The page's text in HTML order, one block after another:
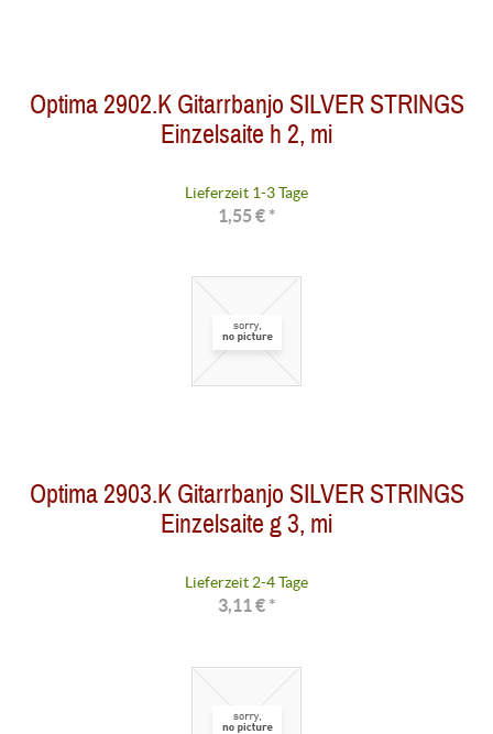
Optima 2902.K Gitarrbanjo SILVER STRINGS
Einzelsaite h 2, mi
Lieferzeit 1-3 Tage
1,55 € *
Optima 2903.K Gitarrbanjo SILVER STRINGS
Einzelsaite g 3, mi
Lieferzeit 2-4 Tage
3,11 € *